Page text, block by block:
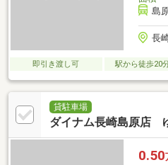
島
長
即引き渡し可 駅から徒歩20
貸駐車場
ダイナム長崎島原店
0.50